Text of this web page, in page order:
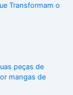
Transformam o
peças de
mangas de